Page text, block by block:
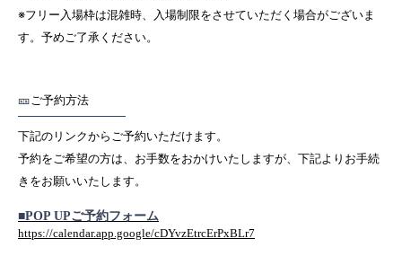
※フリー入場枠は混雑時、入場制限をさせていただく場合がございま
す。予めご了承ください。
🎫 ご予約方法
────────────
下記のリンクからご予約いただけます。
予約をご希望の方は、お手数をおかけいたしますが、下記よりお手続
きをお願いいたします。
■POP UPご予約フォーム
https://calendar.app.google/cDYvzEtrcErPxBLr7